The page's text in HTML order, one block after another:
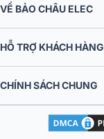
VỀ BẢO CHÂU ELEC
HỖ TRỢ KHÁCH HÀNG
CHÍNH SÁCH CHUNG